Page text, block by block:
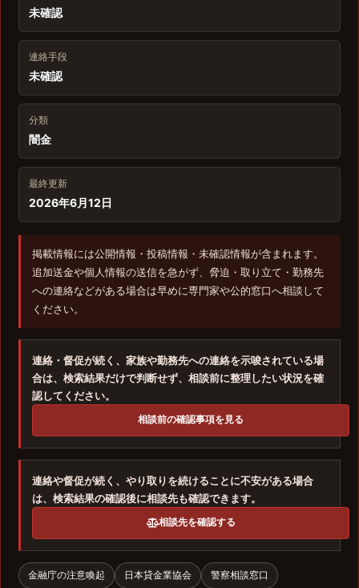
未確認
連絡手段
未確認
分類
闇金
最終更新
2026年6月12日
掲載情報には公開情報・投稿情報・未確認情報が含まれます。
追加送金や個人情報の送信を急がず、脅迫・取り立て・勤務先
への連絡などがある場合は早めに専門家や公的窓口へ相談して
ください。
連絡・督促が続く、家族や勤務先への連絡を示唆されている場
合は、検索結果だけで判断せず、相談前に整理したい状況を確
認してください。
相談前の確認事項を見る
連絡や督促が続く、やり取りを続けることに不安がある場合
は、検索結果の確認後に相談先も確認できます。
相談先を確認する
金融庁の注意喚起 日本貸金業協会 警察相談窓口